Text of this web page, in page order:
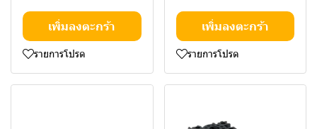
เพิ่มลงตะกร้า
รายการโปรด
เพิ่มลงตะกร้า
รายการโปรด